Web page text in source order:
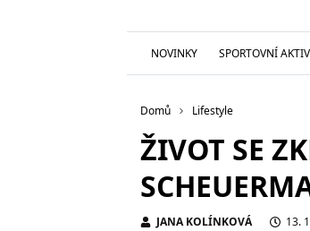
NOVINKY SPORTOVNÍ
Domů Lifestyle
ŽIVOT SE
JANA KOLÍNKOVÁ 13.